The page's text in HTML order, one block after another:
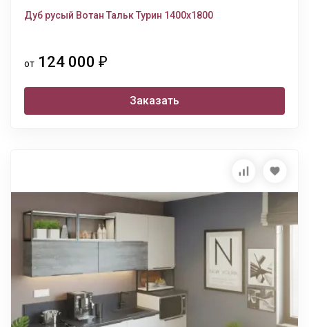
Дуб русый Вотан Тальк Турин 1400х1800
от 124 000 ₽
Заказать